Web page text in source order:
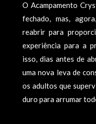
O Acampamento
fechado, mas,
reabrir para
experiência para a
isso, dias antes de
uma nova leva de
os adultos que
duro para arrumar